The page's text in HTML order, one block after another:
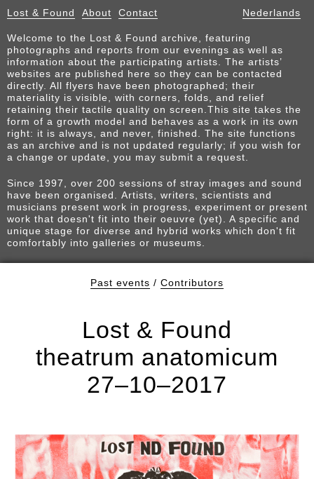
Lost & Found About Contact Nederlands
Welcome to the Lost & Found archive, featuring
photographs and reports from our evenings as well as
information about the participating artists. The artists’
websites are published here so they can be contacted
directly. All flyers have been photographed; their
materiality is visible, with corners, folds, and relief
retaining their tactile quality on screen.This site takes the
form of a growth model and behaves as a work in its own
right: it is always, and never, finished. The site functions
as an archive and is not updated regularly; if you wish for
a change or update, you may submit a request.
Since 1997, over 200 sessions of stray images and sound
have been organised. Artists, writers, scientists and
musicians present work in progress, experiment or present
work that doesn't fit into their oeuvre (yet). A specific and
unique stage for diverse and hybrid works which don't fit
comfortably into galleries or museums.
Past events / Contributors
Lost & Found
theatrum anatomicum
27–10–2017